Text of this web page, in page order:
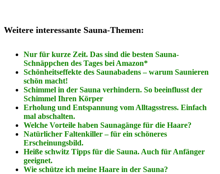
Weitere interessante Sauna-Themen:
Nur für kurze Zeit. Das sind die besten Sauna-
Schnäppchen des Tages bei Amazon*
Schönheitseffekte des Saunabadens – warum Saunieren
schön macht!
Schimmel in der Sauna verhindern. So beeinflusst der
Schimmel Ihren Körper
Erholung und Entspannung vom Alltagsstress. Einfach
mal abschalten.
Welche Vorteile haben Saunagänge für die Haare?
Natürlicher Faltenkiller – für ein schöneres
Erscheinungsbild.
Heiße schwitz Tipps für die Sauna. Auch für Anfänger
geeignet.
Wie schütze ich meine Haare in der Sauna?